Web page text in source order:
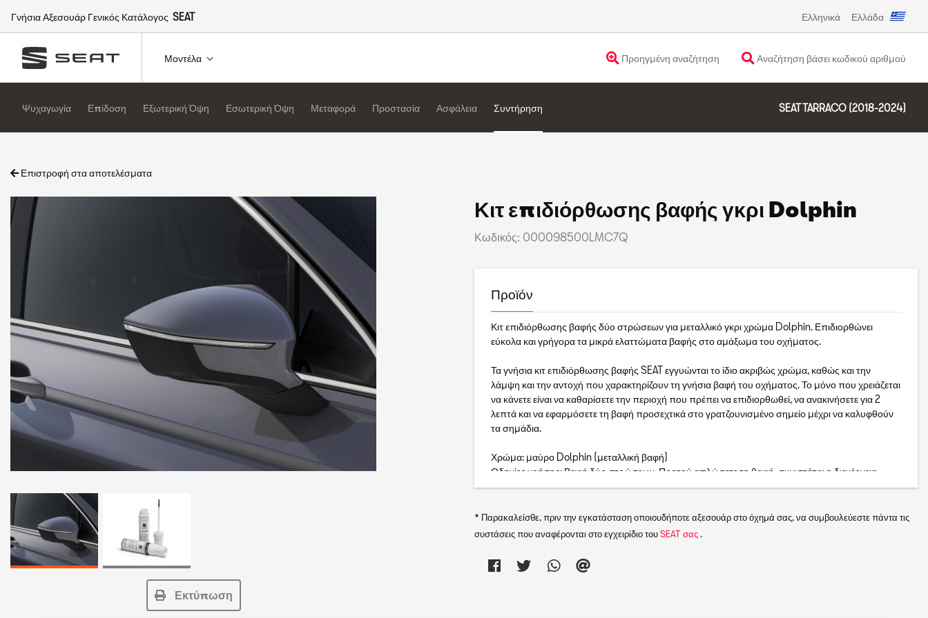
Γνήσια Αξεσουάρ Γενικός Κατάλογος SEAT Ελληνικά Ελλάδα
Μοντέλα Προηγμένη αναζήτηση Αναζήτηση βάσει κωδικού αριθμού
Ψυχαγωγία Επίδοση Εξωτερική Όψη Εσωτερική Όψη Μεταφορά Προστασία Ασφάλεια Συντήρηση SEAT TARRACO (2018-2024)
Επιστροφή στα αποτελέσματα
Εκτύπωση
Κιτ επιδιόρθωσης βαφής γκρι Dolphin
Κωδικός: 000098500LMC7Q
Προϊόν
Κιτ επιδιόρθωσης βαφής δύο στρώσεων για μεταλλικό γκρι χρώμα Dolphin. Επιδιορθώνει
εύκολα και γρήγορα τα μικρά ελαττώματα βαφής στο αμάξωμα του οχήματος.
Τα γνήσια κιτ επιδιόρθωσης βαφής SEAT εγγυώνται το ίδιο ακριβώς χρώμα, καθώς και την
λάμψη και την αντοχή που χαρακτηρίζουν τη γνήσια βαφή του οχήματος. Το μόνο που χρειάζεται
να κάνετε είναι να καθαρίσετε την περιοχή που πρέπει να επιδιορθωθεί, να ανακινήσετε για 2
λεπτά και να εφαρμόσετε τη βαφή προσεχτικά στο γρατζουνισμένο σημείο μέχρι να καλυφθούν
τα σημάδια.
Χρώμα: μαύρο Dolphin (μεταλλική βαφή)
Οδηγίες χρήσης: Βαφή δύο στρώσεων. Προτού απλώσετε τη βαφή, συνιστάται η διενέργεια
δοκιμής σε μια ξεχωριστή επιφάνεια, καθώς το χρώμα μπορεί να διαφέρει σε σχέση με το αρχικό
ή διάφορες παραλλαγές του ίδιου κωδικού. Πριν από την εφαρμογή, ελέγξτε τις οδηγίες χρήσης.
Περιλαμβάνει: 1 κιτ επιδιόρθωσης των 12 ml.
ηλιακή ακτινοβολία.
* Παρακαλείσθε, πριν την εγκατάσταση οποιουδήποτε αξεσουάρ στο όχημά σας, να συμβουλεύεστε πάντα τις
συστάσεις που αναφέρονται στο εγχειρίδιο τουSEAT σας.